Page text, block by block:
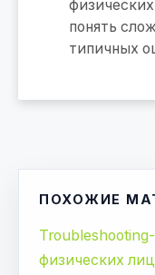
понять
типичных
ПОХОЖИЕ
физических лиц